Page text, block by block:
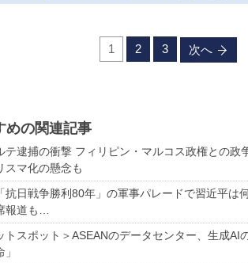
1 2 3 次へ
めの関連記事
テ逮捕の衝撃 フィリピン・マルコス政権との政
スマ化の懸念も
抗日戦争勝利80年」の軍事パレードで習近平は
報道も…
トスポット＞ASEANのデータセンター、生成AI